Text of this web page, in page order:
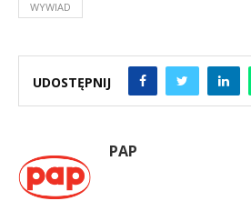
WYWIAD
UDOSTĘPNIJ
PAP